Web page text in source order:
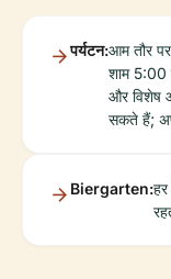
पर्यटन:आम तौर
शाम
और विशेष
सकते हैं;
Biergarten: